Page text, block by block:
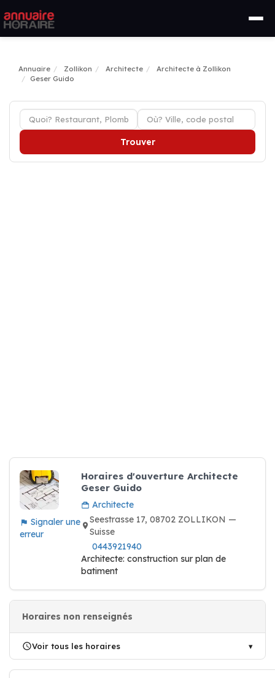
Annuaire Zollikon Architecte
Architecte à Zollikon
Geser Guido
Trouver
Signaler une
erreur
Horaires d'ouverture Architecte
Geser Guido
Architecte
Seestrasse 17, 08702 ZOLLIKON —
Suisse
0443921940
Architecte: construction sur plan de
batiment
Horaires non renseignés
Voir tous les horaires